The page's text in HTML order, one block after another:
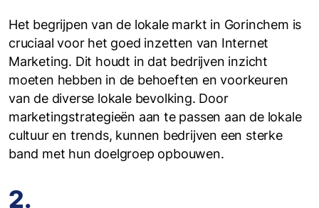
Het begrijpen van de lokale markt in Gorinchem is
cruciaal voor het goed inzetten van Internet
Marketing. Dit houdt in dat bedrijven inzicht
moeten hebben in de behoeften en voorkeuren
van de diverse lokale bevolking. Door
marketingstrategieën aan te passen aan de lokale
cultuur en trends, kunnen bedrijven een sterke
band met hun doelgroep opbouwen.
2.